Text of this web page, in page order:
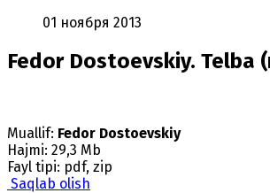
01 ноября 2013
Fedor Dostoevskiy. Telba
Muallif: Fedor Dostoevskiy
Hajmi: 29,3 Mb
Fayl tipi: pdf, zip
Saqlab olish